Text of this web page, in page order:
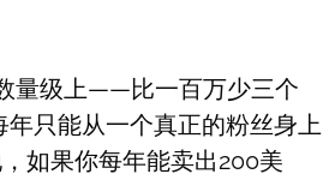
量级上——比一百万少三个
只能从一个真正的粉丝身上
如果你每年能卖出200美